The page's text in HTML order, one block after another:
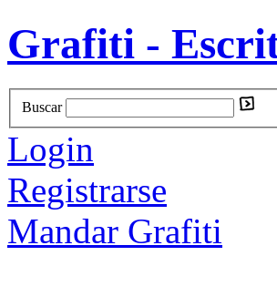
Grafiti -
Buscar
Login
Registrarse
Mandar Grafiti